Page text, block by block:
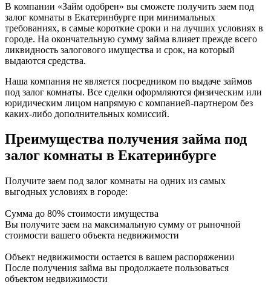
В компании «Займ одобрен» вы сможете получить заем под
залог комнаты в Екатеринбурге при минимальных
требованиях, в самые короткие сроки и на лучших условиях в
городе. На окончательную сумму займа влияет прежде всего
ликвидность залогового имущества и срок, на который
выдаются средства.
Наша компания не является посредником по выдаче займов
под залог комнаты. Все сделки оформляются физическим или
юридическим лицом напрямую с компанией-партнером без
каких-либо дополнительных комиссий.
Преимущества получения займа под
залог комнаты в Екатеринбурге
Получите заем под залог комнаты на одних из самых
выгодных условиях в городе:
Сумма до 80% стоимости имущества
Вы получите заем на максимальную сумму от рыночной
стоимости вашего объекта недвижимости
Объект недвижимости остается в вашем распоряжении
После получения займа вы продолжаете пользоваться
объектом недвижимости